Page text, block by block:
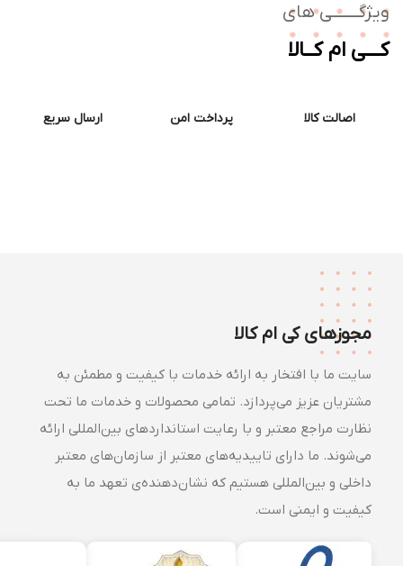
های
ام کــالا
اصالت کالا پرداخت امن ارسال سریع
مجوزهای کی ام کالا
سایت ما با افتخار به ارائه خدمات با کیفیت و مطمئن به
مشتریان عزیز می‌پردازد. تمامی محصولات و خدمات ما تحت
نظارت مراجع معتبر و با رعایت استانداردهای بین‌المللی ارائه
می‌شوند. ما دارای تاییدیه‌های معتبر از سازمان‌های معتبر
داخلی و بین‌المللی هستیم که نشان‌دهنده‌ی تعهد ما به
کیفیت و ایمنی است.